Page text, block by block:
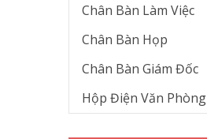
Chân Bàn Làm Việc
Chân Bàn Họp
Chân Bàn Giám Đốc
Hộp Điện Văn Phòng